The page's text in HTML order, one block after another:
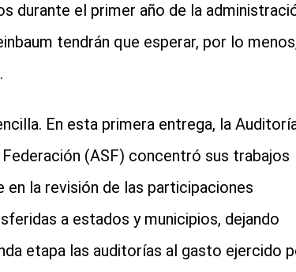
durante el primer año de la
tendrán que esperar, por lo
En esta primera entrega, la
(ASF) concentró sus trabajos
en la revisión de las participaciones
a estados y municipios, dejando
etapa las auditorías al gasto ejercido